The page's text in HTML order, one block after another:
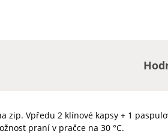
zip. Vpředu 2 klínové kapsy + 1
praní v pračce na 30 °C.